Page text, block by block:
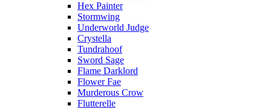
Hex Painter
Stormwing
Underworld Judge
Crystella
Tundrahoof
Sword Sage
Flame Darklord
Flower Fae
Murderous Crow
Flutterelle